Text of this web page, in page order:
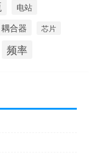
电站
耦合器 芯片
频率